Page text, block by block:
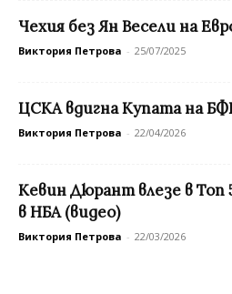
Чехия без Ян Весели на
Виктория Петрова - 25/07/2025
ЦСКА вдигна Купата на
Виктория Петрова - 22/04/2026
Кевин Дюрант влезе в Топ
в НБА (видео)
Виктория Петрова - 22/03/2026